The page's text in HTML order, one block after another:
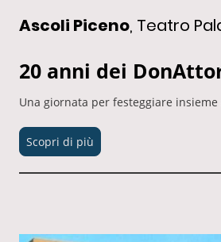
Ascoli Piceno, Teatro
20 anni dei
Una giornata per festeggiare insieme
Scopri di più